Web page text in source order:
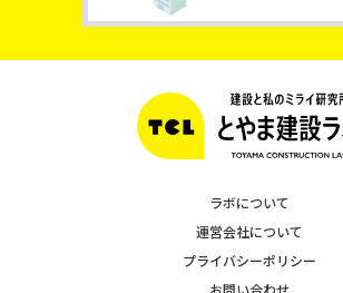
ラボについて
運営会社について
プライバシーポリシー
お問い合わせ